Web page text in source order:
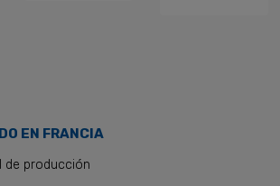
EN FRANCIA
de producción